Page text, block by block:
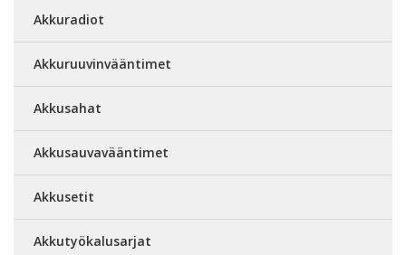
Akkuradiot
Akkuruuvinvääntimet
Akkusahat
Akkusauvavääntimet
Akkusetit
Akkutyökalusarjat